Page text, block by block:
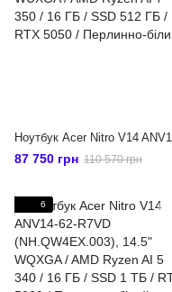
87 750 грн 110 570 грн
6